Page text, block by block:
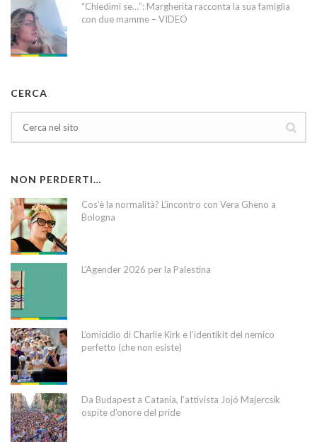
“Chiedimi se…”: Margherita racconta la sua famiglia
con due mamme – VIDEO
CERCA
NON PERDERTI…
Cos’è la normalità? L’incontro con Vera Gheno a
Bologna
L’Agender 2026 per la Palestina
L’omicidio di Charlie Kirk e l’identikit del nemico
perfetto (che non esiste)
Da Budapest a Catania, l’attivista Jojó Majercsik
ospite d’onore del pride